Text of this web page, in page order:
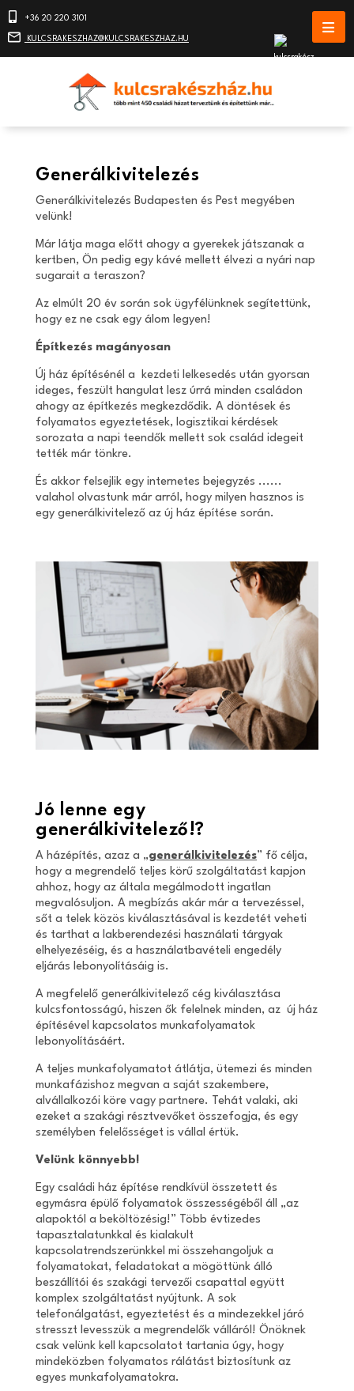
+36 20 220 3101
KULCSRAKESZHAZ@KULCSRAKESZHAZ.HU
Generálkivitelezés
Generálkivitelezés Budapesten és Pest megyében
velünk!
Már látja maga előtt ahogy a gyerekek játszanak a
kertben, Ön pedig egy kávé mellett élvezi a nyári nap
sugarait a teraszon?
Az elmúlt 20 év során sok ügyfélünknek segítettünk,
hogy ez ne csak egy álom legyen!
Építkezés magányosan
Új ház építésénél a kezdeti lelkesedés után gyorsan
ideges, feszült hangulat lesz úrrá minden családon
ahogy az építkezés megkezdődik. A döntések és
folyamatos egyeztetések, logisztikai kérdések
sorozata a napi teendők mellett sok család idegeit
tették már tönkre.
És akkor felsejlik egy internetes bejegyzés ......
valahol olvastunk már arról, hogy milyen hasznos is
egy generálkivitelező az új ház építése során.
Jó lenne egy
generálkivitelező!?
A házépítés, azaz a „generálkivitelezés” fő célja,
hogy a megrendelő teljes körű szolgáltatást kapjon
ahhoz, hogy az általa megálmodott ingatlan
megvalósuljon. A megbízás akár már a tervezéssel,
sőt a telek közös kiválasztásával is kezdetét veheti
és tarthat a lakberendezési használati tárgyak
elhelyezéséig, és a használatbavételi engedély
eljárás lebonyolításáig is.
A megfelelő generálkivitelező cég kiválasztása
kulcsfontosságú, hiszen ők felelnek minden, az új ház
építésével kapcsolatos munkafolyamatok
lebonyolításáért.
A teljes munkafolyamatot átlátja, ütemezi és minden
munkafázishoz megvan a saját szakembere,
alvállalkozói köre vagy partnere. Tehát valaki, aki
ezeket a szakági résztvevőket összefogja, és egy
személyben felelősséget is vállal értük.
Velünk könnyebb!
Egy családi ház építése rendkívül összetett és
egymásra épülő folyamatok összességéből áll „az
alapoktól a beköltözésig!” Több évtizedes
tapasztalatunkkal és kialakult
kapcsolatrendszerünkkel mi összehangoljuk a
folyamatokat, feladatokat a mögöttünk álló
beszállítói és szakági tervezői csapattal együtt
komplex szolgáltatást nyújtunk. A sok
telefonálgatást, egyeztetést és a mindezekkel járó
stresszt levesszük a megrendelők válláról! Önöknek
csak velünk kell kapcsolatot tartania úgy, hogy
mindeközben folyamatos rálátást biztosítunk az
egyes munkafolyamatokra.